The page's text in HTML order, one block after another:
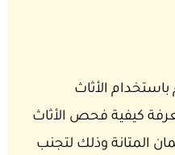
الأثاث
كيفية فحص الأثاث
المتانة وذلك لتجنب